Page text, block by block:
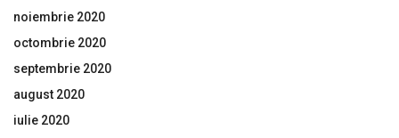
noiembrie 2020
octombrie 2020
septembrie 2020
august 2020
iulie 2020